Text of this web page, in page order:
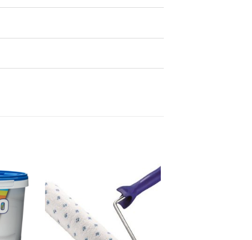
Dodaj
listu
želja
Dodaj
na